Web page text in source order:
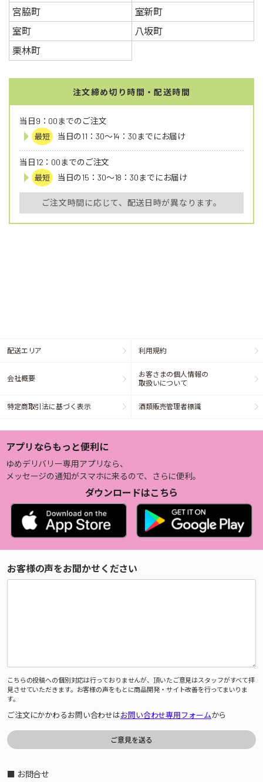
宮脇町
室新町
室町
八坂町
栗林町
注文締め切り時間・配送時間
当日9：00までのご注文
最短 当日の11：30～14：30までにお届け
当日12：00までのご注文
最短 当日の15：30～18：30までにお届け
ご注文時間に応じて、配送日時が異なります。
配送エリア 利用規約
会社概要
お客さまの個人情報の
取扱いについて
特定商取引法に基づく表示 酒類販売管理者標識
アプリならもっと便利に
ゆめデリバリー専用アプリなら、
メッセージの通知がスマホに来るので、さらに便利。
ダウンロードはこちら
お客様の声をお聞かせください
こちらの投稿への個別対応は行っておりませんが、頂いたご意見はスタッフがすべて拝
見させていただきます。お客様の声をもとに商品開発・サイト改善を行ってまいりま
す。
ご注文にかかわるお問い合わせはお問い合わせ専用フォームから
■ お問合せ